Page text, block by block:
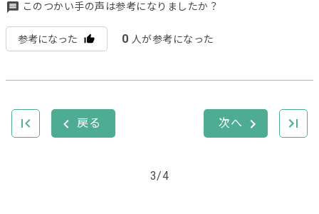
このつかい手の声は参考になりましたか？
参考になった 0 人が参考になった
3/4